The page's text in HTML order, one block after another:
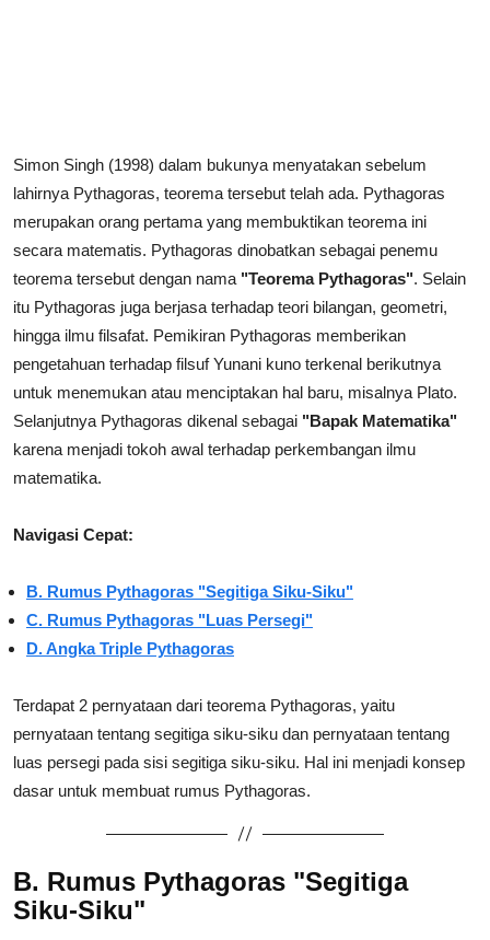
Simon Singh (1998) dalam bukunya menyatakan sebelum
lahirnya Pythagoras, teorema tersebut telah ada. Pythagoras
merupakan orang pertama yang membuktikan teorema ini
secara matematis. Pythagoras dinobatkan sebagai penemu
teorema tersebut dengan nama "Teorema Pythagoras". Selain
itu Pythagoras juga berjasa terhadap teori bilangan, geometri,
hingga ilmu filsafat. Pemikiran Pythagoras memberikan
pengetahuan terhadap filsuf Yunani kuno terkenal berikutnya
untuk menemukan atau menciptakan hal baru, misalnya Plato.
Selanjutnya Pythagoras dikenal sebagai "Bapak Matematika"
karena menjadi tokoh awal terhadap perkembangan ilmu
matematika.
Navigasi Cepat:
B. Rumus Pythagoras "Segitiga Siku-Siku"
C. Rumus Pythagoras "Luas Persegi"
D. Angka Triple Pythagoras
Terdapat 2 pernyataan dari teorema Pythagoras, yaitu
pernyataan tentang segitiga siku-siku dan pernyataan tentang
luas persegi pada sisi segitiga siku-siku. Hal ini menjadi konsep
dasar untuk membuat rumus Pythagoras.
B. Rumus Pythagoras "Segitiga
Siku-Siku"